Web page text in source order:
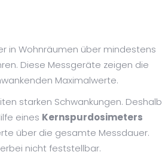
in Wohnräumen über mindestens
Diese Messgeräte zeigen die
Maximalwerte.
starken Schwankungen. Deshalb
eines Kernspurdosimeters
über die gesamte Messdauer.
nicht feststellbar.